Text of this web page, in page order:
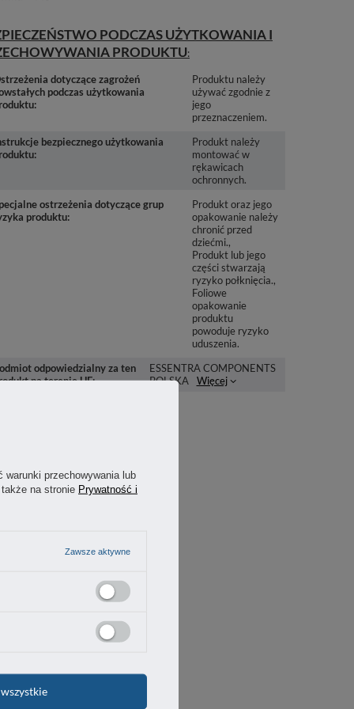
PODCZAS UŻYTKOWANIA I
PRODUKTU
dotyczące zagrożeń
podczas użytkowania
Produktu należy
używać zgodnie z
jego
przeznaczeniem.
bezpiecznego użytkowania
Produkt należy
montować w
rękawicach
ochronnych.
ostrzeżenia dotyczące grup
produktu
Produkt oraz jego
opakowanie należy
chronić przed
dziećmi.
Produkt lub jego
części stwarzają
ryzyko połknięcia.
Foliowe
opakowanie
produktu
powoduje ryzyko
uduszenia.
odpowiedzialny za ten
na terenie UE
ESSENTRA COMPONENTS
POLSKA
Więcej
warunki przechowywania lub
na stronie Prywatność i
Zawsze aktywne